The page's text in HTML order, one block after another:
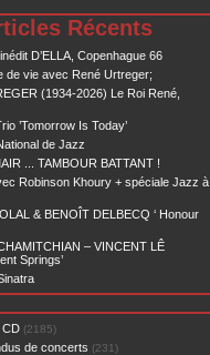
Récents
D’ELLA, Copenhague 66
de vie avec René Urtreger;
(1934-2026) Le Roi René,
’Tomorrow Is Today’
de Jazz
... TAMBOUR BATTANT !
Robinson Khoury + spéciale Jazz à
& BENOÎT DELBECQ ‘ Honour
– VINCENT LÊ
Springs’
CD (2185)
de concerts (231)